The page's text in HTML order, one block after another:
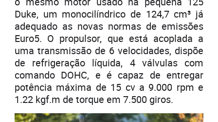
Duke, um monocilíndrico de 124,7 cm³ já
adequado as novas normas de emissões
Euro5. O propulsor, que está acoplada a
uma transmissão de 6 velocidades, dispõe
de refrigeração líquida, 4 válvulas com
comando DOHC, e é capaz de entregar
potência máxima de 15 cv a 9.000 rpm e
1.22 kgf.m de torque em 7.500 giros.